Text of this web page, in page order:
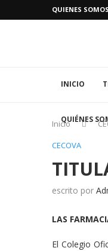
QUIENES SOMOS
INICIO
QUIÉNES
Inicio
CECOVA
escrito por
LAS
El Colegio